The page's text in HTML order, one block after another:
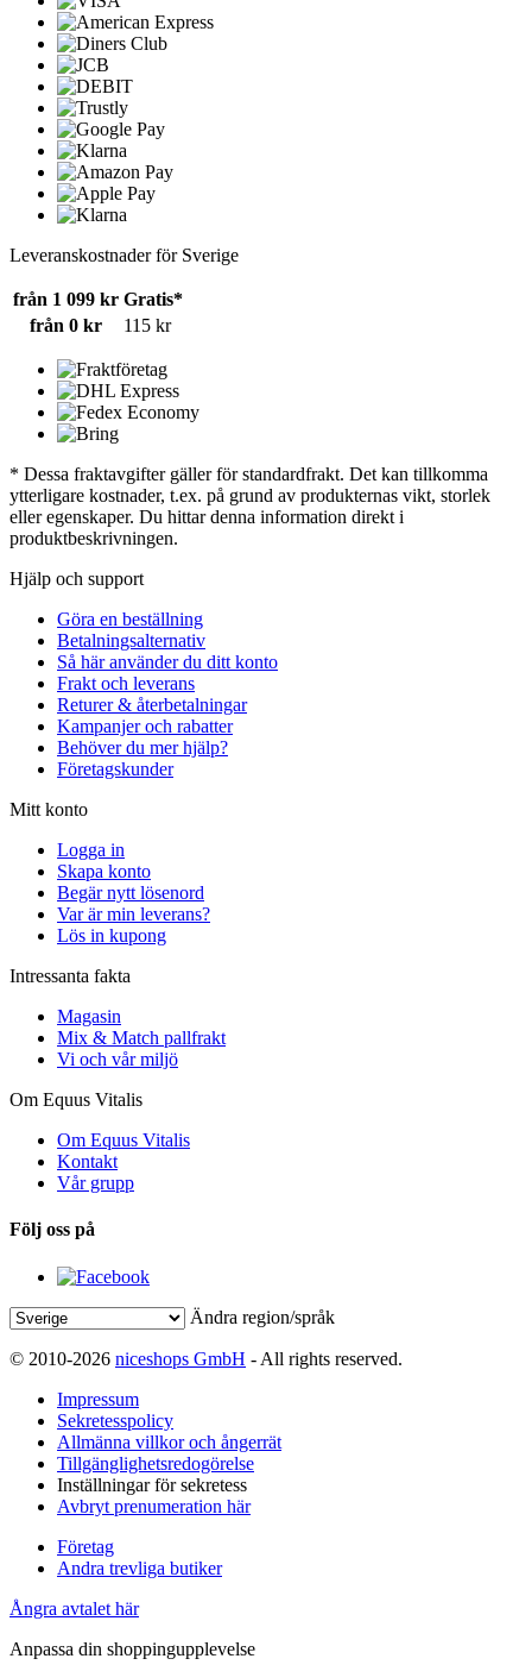
Leveranskostnader för Sverige
från 1 099 kr Gratis*
från 0 kr
115 kr
* Dessa fraktavgifter gäller för standardfrakt. Det kan tillkomma
ytterligare kostnader, t.ex. på grund av produkternas vikt, storlek
eller egenskaper. Du hittar denna information direkt i
produktbeskrivningen.
Hjälp och support
Göra en beställning
Betalningsalternativ
Så här använder du ditt konto
Frakt och leverans
Returer & återbetalningar
Kampanjer och rabatter
Behöver du mer hjälp?
Företagskunder
Mitt konto
Logga in
Skapa konto
Begär nytt lösenord
Var är min leverans?
Lös in kupong
Intressanta fakta
Magasin
Mix & Match pallfrakt
Vi och vår miljö
Om Equus Vitalis
Om Equus Vitalis
Kontakt
Vår grupp
Följ oss på
Ändra region/språk
© 2010-2026 niceshops GmbH - All rights reserved.
Impressum
Sekretesspolicy
Allmänna villkor och ångerrät
Tillgänglighetsredogörelse
Inställningar för sekretess
Avbryt prenumeration här
Företag
Andra trevliga butiker
Ångra avtalet här
Anpassa din shoppingupplevelse